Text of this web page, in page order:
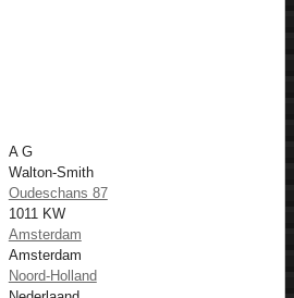
A G
Walton-Smith
Oudeschans 87
1011 KW
Amsterdam
Amsterdam
Noord-Holland